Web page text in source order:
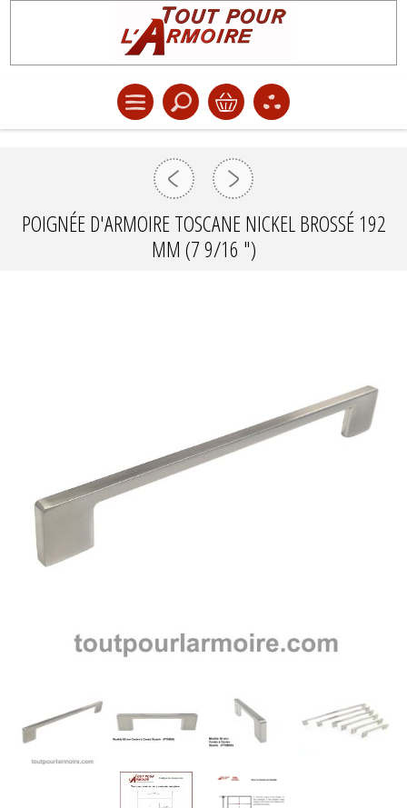
POIGNÉE D'ARMOIRE TOSCANE NICKEL BROSSÉ 192
MM (7 9/16 ")